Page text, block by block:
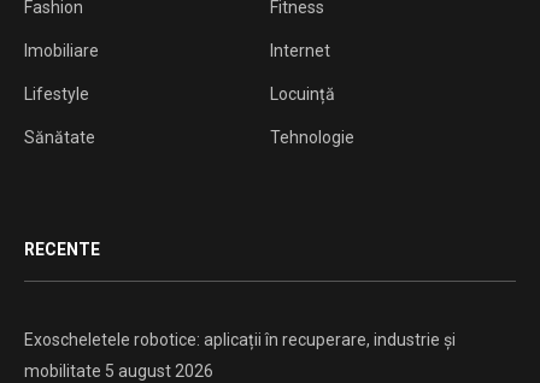
Fashion Fitness
Imobiliare Internet
Lifestyle Locuință
Sănătate Tehnologie
RECENTE
Exoscheletele robotice: aplicații în recuperare, industrie și
mobilitate 5 august 2026